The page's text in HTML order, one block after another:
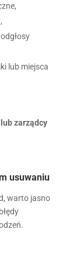
lub miejsca
zarządcy
usuwaniu
warto jasno